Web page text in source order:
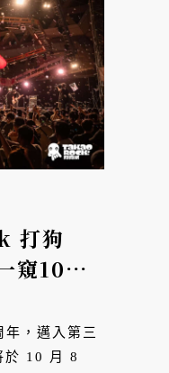
打狗
窺10月
年，邁入第三
於 10 月 8